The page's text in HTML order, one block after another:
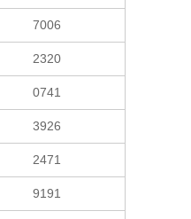
7006
2320
0741
3926
2471
9191